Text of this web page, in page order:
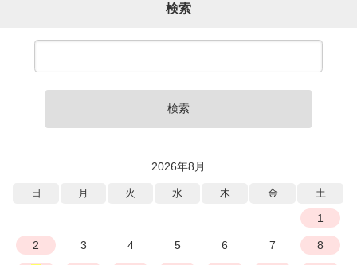
検索
検索
2026年8月
日 月 火 水 木 金 土
1
2 3 4 5 6 7 8